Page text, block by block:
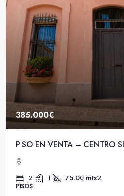
385.000€
PISO EN VENTA – CENTRO
2 1 75.00 mts2
PISOS